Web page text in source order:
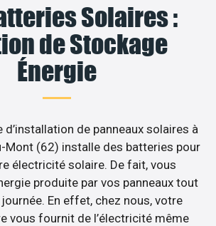
Solaires :
de Stockage
Énergie
d’installation de panneaux solaires à
Mont (62) installe des batteries pour
électricité solaire. De fait, vous
produite par vos panneaux tout
En effet, chez nous, votre
vous fournit de l’électricité même